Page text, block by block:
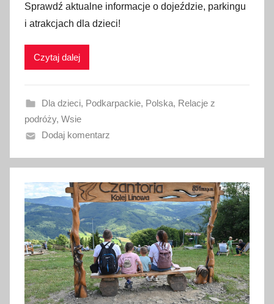
l
i
w
n
o
5
i
e
r
p
n
i
a
2
0
Sprawdź aktualne informacje o dojeździe, parkingu
i atrakcjach dla dzieci!
Czytaj dalej
Dla dzieci, Podkarpackie, Polska, Relacje z
podróży, Wsie
Dodaj komentarz